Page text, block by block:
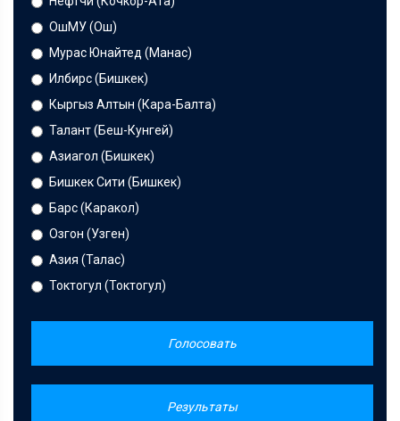
ОшМУ (Ош)
Мурас Юнайтед (Манас)
Илбирс (Бишкек)
Кыргыз Алтын (Кара-Балта)
Талант (Беш-Кунгей)
Азиагол (Бишкек)
Бишкек Сити (Бишкек)
Барс (Каракол)
Озгон (Узген)
Азия (Талас)
Токтогул (Токтогул)
Голосовать
Результаты